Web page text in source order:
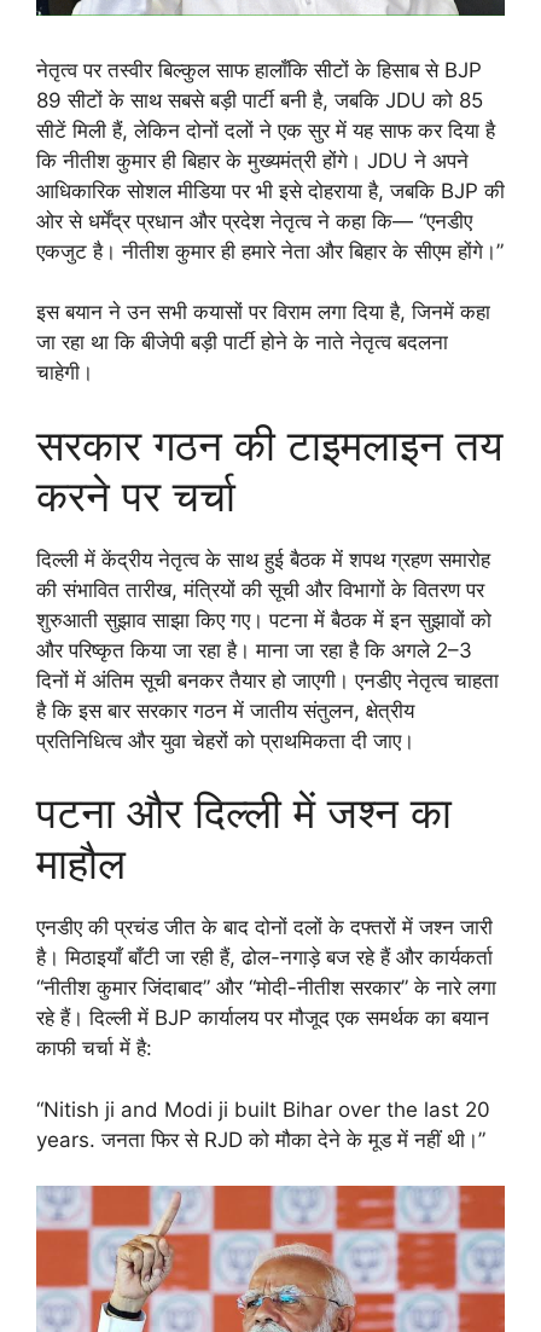
नेतृत्व पर तस्वीर बिल्कुल साफ हालाँकि सीटों के हिसाब से BJP
89 सीटों के साथ सबसे बड़ी पार्टी बनी है, जबकि JDU को 85
सीटें मिली हैं, लेकिन दोनों दलों ने एक सुर में यह साफ कर दिया है
कि नीतीश कुमार ही बिहार के मुख्यमंत्री होंगे। JDU ने अपने
आधिकारिक सोशल मीडिया पर भी इसे दोहराया है, जबकि BJP की
ओर से धर्मेंद्र प्रधान और प्रदेश नेतृत्व ने कहा कि— “एनडीए
एकजुट है। नीतीश कुमार ही हमारे नेता और बिहार के सीएम होंगे।”
इस बयान ने उन सभी कयासों पर विराम लगा दिया है, जिनमें कहा
जा रहा था कि बीजेपी बड़ी पार्टी होने के नाते नेतृत्व बदलना
चाहेगी।
सरकार गठन की टाइमलाइन तय
करने पर चर्चा
दिल्ली में केंद्रीय नेतृत्व के साथ हुई बैठक में शपथ ग्रहण समारोह
की संभावित तारीख, मंत्रियों की सूची और विभागों के वितरण पर
शुरुआती सुझाव साझा किए गए। पटना में बैठक में इन सुझावों को
और परिष्कृत किया जा रहा है। माना जा रहा है कि अगले 2–3
दिनों में अंतिम सूची बनकर तैयार हो जाएगी। एनडीए नेतृत्व चाहता
है कि इस बार सरकार गठन में जातीय संतुलन, क्षेत्रीय
प्रतिनिधित्व और युवा चेहरों को प्राथमिकता दी जाए।
पटना और दिल्ली में जश्न का
माहौल
एनडीए की प्रचंड जीत के बाद दोनों दलों के दफ्तरों में जश्न जारी
है। मिठाइयाँ बाँटी जा रही हैं, ढोल-नगाड़े बज रहे हैं और कार्यकर्ता
“नीतीश कुमार जिंदाबाद” और “मोदी-नीतीश सरकार” के नारे लगा
रहे हैं। दिल्ली में BJP कार्यालय पर मौजूद एक समर्थक का बयान
काफी चर्चा में है:
“Nitish ji and Modi ji built Bihar over the last 20
years. जनता फिर से RJD को मौका देने के मूड में नहीं थी।”